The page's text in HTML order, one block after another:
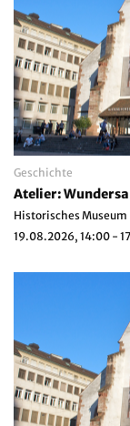
Geschichte
Atelier:
Historisches
19.08.2026, 14:00 -